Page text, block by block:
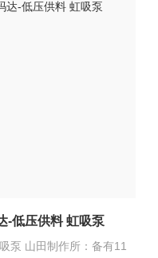
-低压供料 虹吸泵
泵 山田制作所：备有11